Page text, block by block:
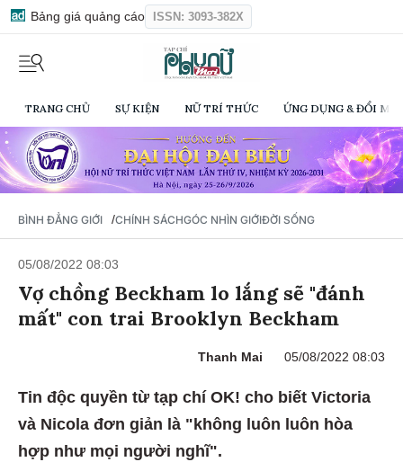
Bảng giá quảng cáo ISSN: 3093-382X
TRANG CHỦ SỰ KIỆN NỮ TRÍ THỨC ỨNG DỤNG & ĐỔI
BÌNH ĐẲNG GIỚI /CHÍNH SÁCHGÓC NHÌN GIỚIĐỜI SỐNG
05/08/2022 08:03
Vợ chồng Beckham lo lắng sẽ "đánh
mất" con trai Brooklyn Beckham
Thanh Mai 05/08/2022 08:03
Tin độc quyền từ tạp chí OK! cho biết Victoria
và Nicola đơn giản là "không luôn luôn hòa
hợp như mọi người nghĩ".